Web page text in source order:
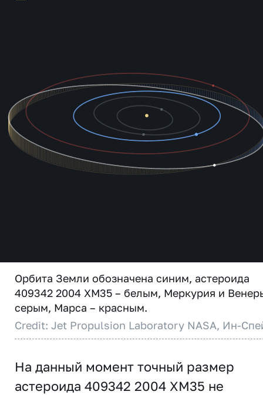
Орбита Земли обозначена синим, астероида
409342 2004 XM35 – белым, Меркурия и
серым, Марса – красным.
Credit: Jet Propulsion Laboratory NASA, Ин-
На данный момент точный размер
астероида 409342 2004 XM35 не